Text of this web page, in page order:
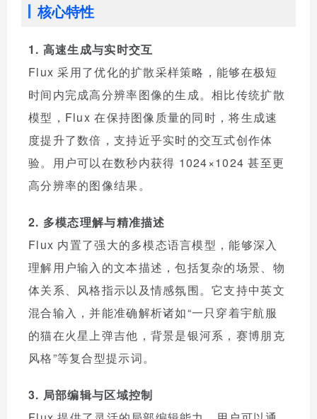
核心特性
1. 高速生成与实时交互
Flux 采用了优化的扩散采样策略，能够在极短
时间内完成高分辨率图像的生成。相比传统扩散
模型，Flux 在保持图像质量的同时，将生成速
度提升了数倍，支持近乎实时的交互式创作体
验。用户可以在数秒内获得 1024×1024 甚至更
高分辨率的图像结果。
2. 多模态理解与精准描述
Flux 内置了强大的多模态语言模型，能够深入
理解用户输入的文本描述，包括复杂的场景、物
体关系、风格指示以及情感氛围。它支持中英文
混合输入，并能准确解析诸如“一只穿着宇航服
的猫在火星上弹吉他，背景是银河系，赛博朋克
风格”等复合型提示词。
3. 局部编辑与区域控制